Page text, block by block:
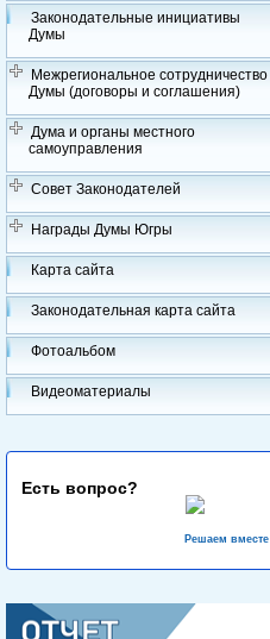
Законодательные инициативы
Думы
Межрегиональное сотрудничество
Думы (договоры и соглашения)
Дума и органы местного
самоуправления
Совет Законодателей
Награды Думы Югры
Карта сайта
Законодательная карта сайта
Фотоальбом
Видеоматериалы
Есть вопрос?
Решаем вместе